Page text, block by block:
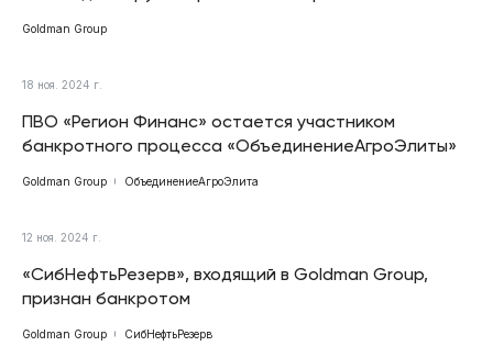
Goldman Group
18 ноя. 2024 г.
ПВО «Регион Финанс» остается участником
банкротного процесса «ОбъединениеАгроЭлиты»
Goldman Group ОбъединениеАгроЭлита
12 ноя. 2024 г.
«СибНефтьРезерв», входящий в Goldman Group,
признан банкротом
Goldman Group СибНефтьРезерв